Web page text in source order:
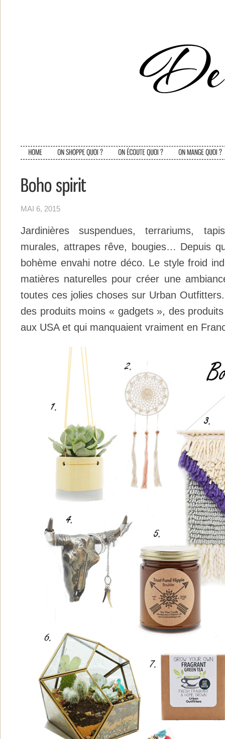
MAI 6, 2015
Jardinières suspendues, terrariums,
murales, attrapes rêve, bougies… Depuis
bohème envahi notre déco. Le style froid
matières naturelles pour créer une
toutes ces jolies choses sur Urban
des produits moins « gadgets », des
aux USA et qui manquaient vraiment en